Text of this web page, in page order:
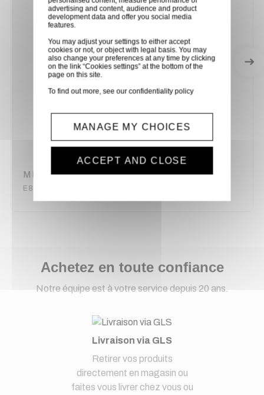
MICRO DYNAMIQUE FIL SENNHEISER
E825-S
Achetez en toute confiance
Notre équipe est à votre service depuis 20 ans.
Livraison via GLS
Retirer vos produits
directement en magasin ou
faites vous livrer chez vous ou
advertising and content, audience and product
development data and offer you social media
features.
You may adjust your settings to either accept
cookies or not, or object with legal basis. You may
also change your preferences at any time by clicking
on the link “Cookies settings” at the bottom of the
page on this site.
To find out more, see ourconfidentiality policy
MANAGE MY CHOICES
ACCEPT AND CLOSE